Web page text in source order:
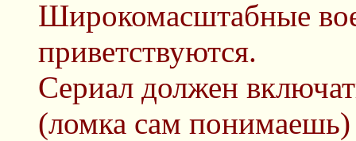
Широкомасштабные
приветствуются.
Сериал должен
(ломка сам понимаешь)